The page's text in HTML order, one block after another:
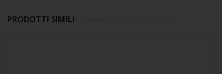
PRODOTTI SIMILI